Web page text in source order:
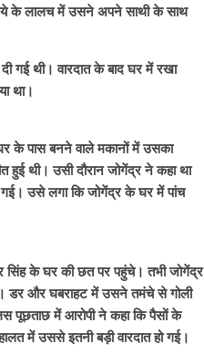
के लालच में उसने अपने साथी के साथ
गई थी। वारदात के बाद घर में रखा
था।
के पास बनने वाले मकानों में उसका
हुई थी। उसी दौरान जोगेंद्र ने कहा था
गई। उसे लगा कि जोगेंद्र के घर में पांच
सिंह के घर की छत पर पहुंचे। तभी जोगेंद्र
डर और घबराहट में उसने तमंचे से गोली
पूछताछ में आरोपी ने कहा कि पैसों के
में उससे इतनी बड़ी वारदात हो गई।